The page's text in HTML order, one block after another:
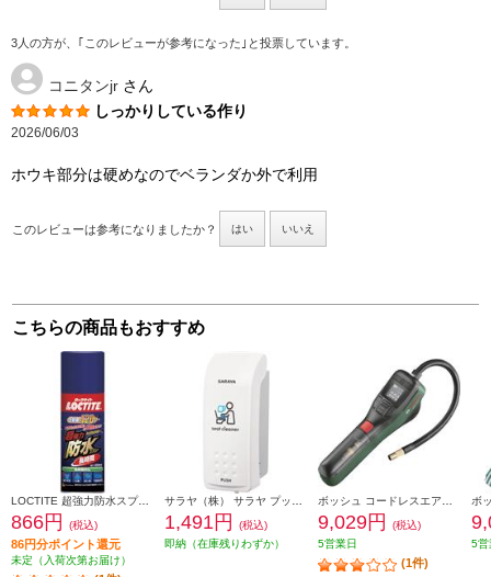
3人の方が、｢このレビューが参考になった｣と投票しています。
コニタンjr さん
しっかりしている作り
2026/06/03
ホウキ部分は硬めなのでベランダか外で利用
このレビューは参考になりましたか？ はい いいえ
こちらの商品もおすすめ
LOCTITE 超強力防水スプレー布用 長時間 DBL-380
866円 (税込)
86円分ポイント還元
未定（入荷次第お届け）
1,491円
(税込)
即納（在庫残りわずか）
9,029円
(税込)
5営業日
(1件)
5営